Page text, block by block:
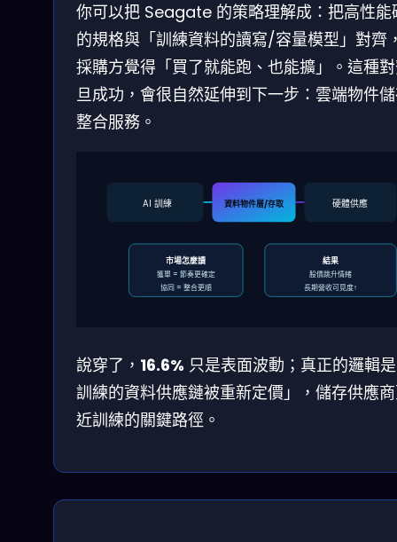
你可以把 Seagate 的策略理解成：把高性能
的規格與「訓練資料的讀寫/容量模型」對齊
採購方覺得「買了就能跑、也能擴」。這種
旦成功，會很自然延伸到下一步：雲端物件
整合服務。
AI 訓練 資料物件層/存取 硬體供應
市場怎麼讀
獲單 = 節奏更確定
協同 = 整合更順
結果
股價跳升情緒
長期營收可見度↑
說穿了， 16.6% 只是表面波動；真正的邏輯
訓練的資料供應鏈被重新定價」，儲存供應
近訓練的關鍵路徑。